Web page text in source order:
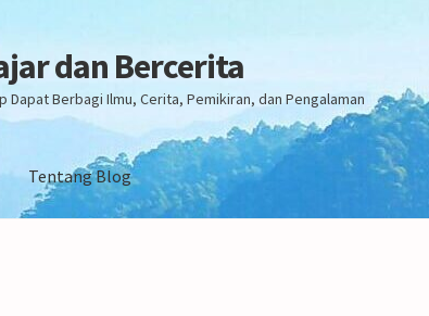
dan Bercerita
Dapat Berbagi Ilmu, Cerita, Pemikiran, dan Pengalaman
Tentang Blog